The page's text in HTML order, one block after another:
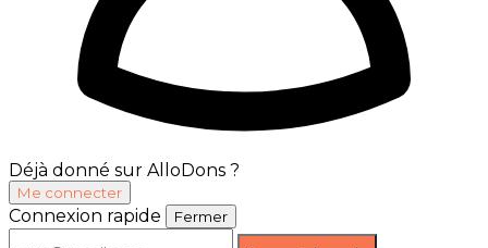
Déjà donné sur AlloDons ?
Me connecter
Connexion rapide Fermer